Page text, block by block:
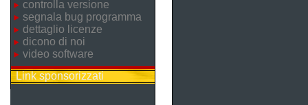
controlla versione
segnala bug programma
dettaglio licenze
dicono di noi
video software
Link sponsorizzati